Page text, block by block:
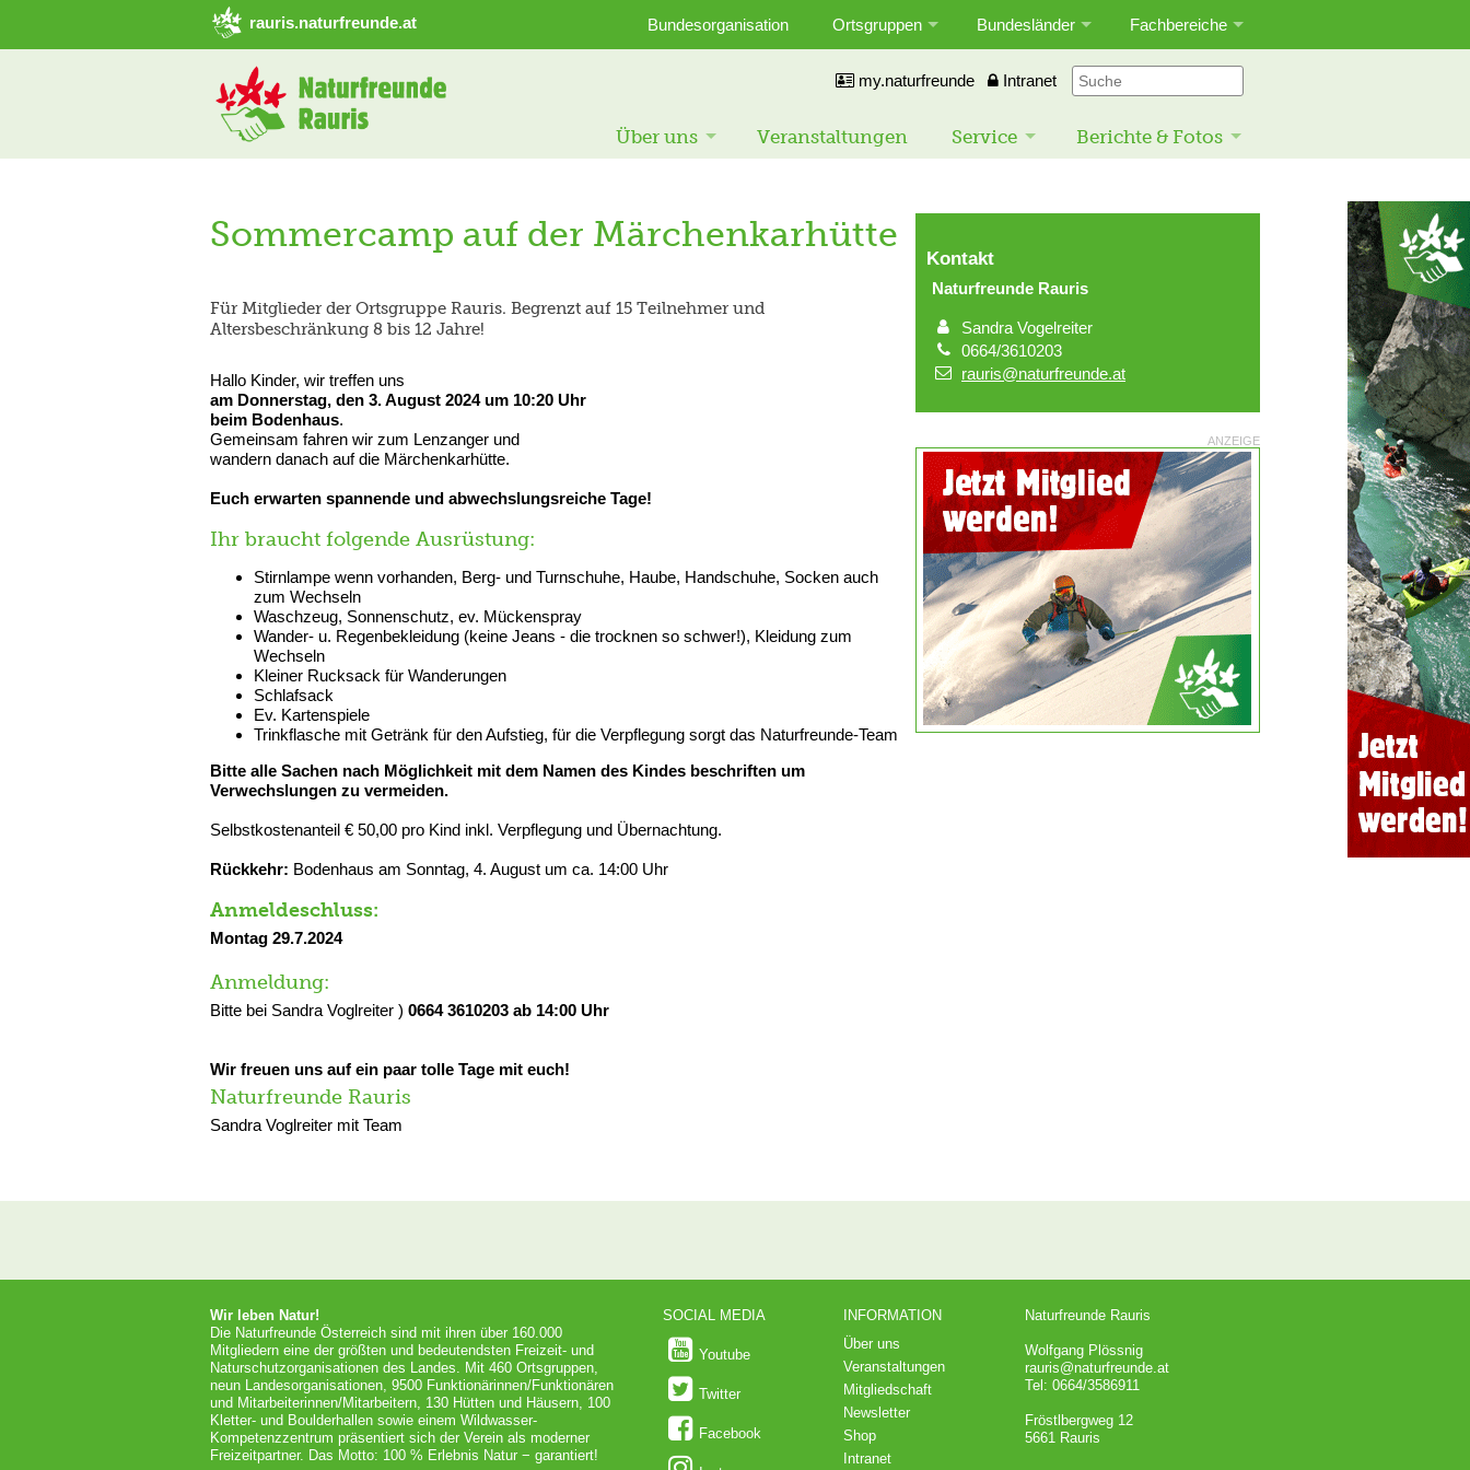
➜ Hauptregion der Seite anspringen
rauris.naturfreunde.at Bundesorganisation Ortsgruppen Bundesländer Fachbereiche
my.naturfreunde Intranet
Über uns Veranstaltungen Service Berichte & Fotos
Sommercamp auf der Märchenkarhütte
Für Mitglieder der Ortsgruppe Rauris. Begrenzt auf 15 Teilnehmer und
Altersbeschränkung 8 bis 12 Jahre!
Hallo Kinder, wir treffen uns
am Donnerstag, den 3. August 2024 um 10:20 Uhr
beim Bodenhaus.
Gemeinsam fahren wir zum Lenzanger und
wandern danach auf die Märchenkarhütte.
Euch erwarten spannende und abwechslungsreiche Tage!
Ihr braucht folgende Ausrüstung:
Stirnlampe wenn vorhanden, Berg- und Turnschuhe, Haube, Handschuhe, Socken auch
zum Wechseln
Waschzeug, Sonnenschutz, ev. Mückenspray
Wander- u. Regenbekleidung (keine Jeans - die trocknen so schwer!), Kleidung zum
Wechseln
Kleiner Rucksack für Wanderungen
Schlafsack
Ev. Kartenspiele
Trinkflasche mit Getränk für den Aufstieg, für die Verpflegung sorgt das Naturfreunde-Team
Bitte alle Sachen nach Möglichkeit mit dem Namen des Kindes beschriften um
Verwechslungen zu vermeiden.
Selbstkostenanteil € 50,00 pro Kind inkl. Verpflegung und Übernachtung.
Rückkehr: Bodenhaus am Sonntag, 4. August um ca. 14:00 Uhr
Anmeldeschluss:
Montag 29.7.2024
Anmeldung:
Bitte bei Sandra Voglreiter ) 0664 3610203 ab 14:00 Uhr
Wir freuen uns auf ein paar tolle Tage mit euch!
Naturfreunde Rauris
Sandra Voglreiter mit Team
Kontakt
Naturfreunde Rauris
Sandra Vogelreiter
0664/3610203
rauris@naturfreunde.at
ANZEIGE
Wir leben Natur!
Die Naturfreunde Österreich sind mit ihren über 160.000
Mitgliedern eine der größten und bedeutendsten Freizeit- und
Naturschutzorganisationen des Landes. Mit 460 Ortsgruppen,
neun Landesorganisationen, 9500 Funktionärinnen/Funktionären
und Mitarbeiterinnen/Mitarbeitern, 130 Hütten und Häusern, 100
Kletter- und Boulderhallen sowie einem Wildwasser-
Kompetenzzentrum präsentiert sich der Verein als moderner
Freizeitpartner. Das Motto: 100 % Erlebnis Natur − garantiert!
SOCIAL MEDIA
Youtube
Twitter
Facebook
INFORMATION
Über uns
Veranstaltungen
Mitgliedschaft
Newsletter
Shop
Intranet
Naturfreunde Rauris
Wolfgang Plössnig
rauris@naturfreunde.at
Tel: 0664/3586911
Fröstlbergweg 12
5661 Rauris